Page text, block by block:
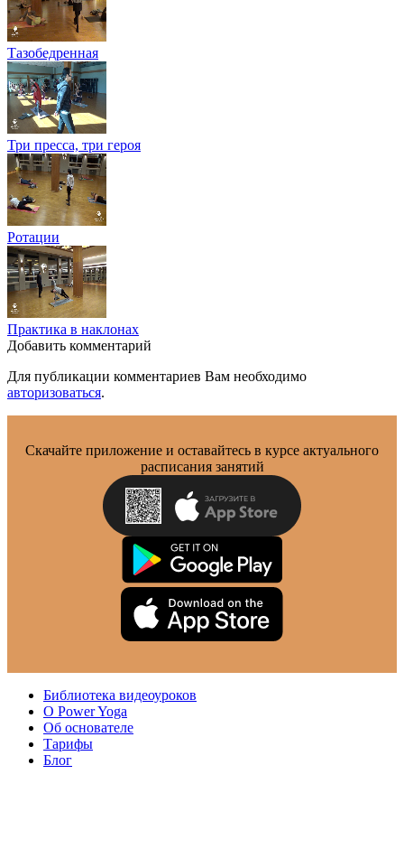
Тазобедренная
Три пресса, три героя
Ротации
Практика в наклонах
Добавить комментарий
Для публикации комментариев Вам необходимо
авторизоваться.
Скачайте приложение и оставайтесь в курсе актуального
расписания занятий
Библиотека видеоуроков
О Power Yoga
Об основателе
Тарифы
Блог